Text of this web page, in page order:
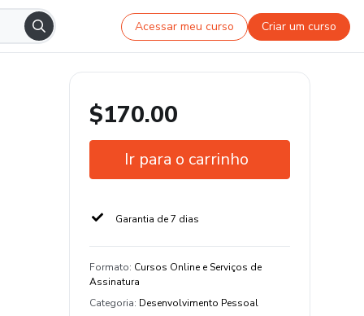
Acessar meu curso Criar um curso
$170.00
Ir para o carrinho
Garantia de 7 dias
Formato: Cursos Online e Serviços de
Assinatura
Categoria: Desenvolvimento Pessoal